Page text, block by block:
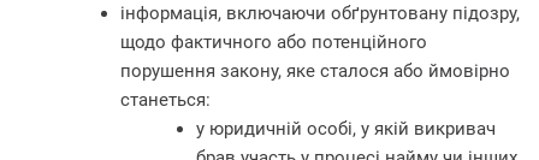
інформація, включаючи обґрунтовану підозру,
щодо фактичного або потенційного
порушення закону, яке сталося або ймовірно
станеться:
у юридичній особі, у якій викривач